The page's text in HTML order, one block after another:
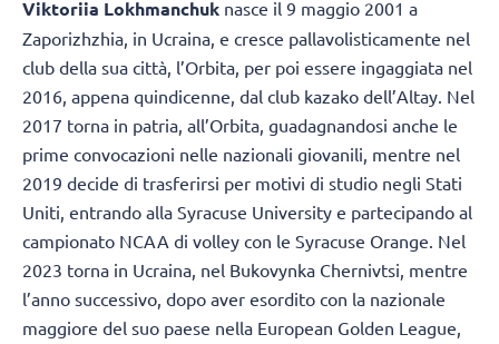
Viktoriia Lokhmanchuk nasce il 9 maggio 2001 a
Zaporizhzhia, in Ucraina, e cresce pallavolisticamente nel
club della sua città, l’Orbita, per poi essere ingaggiata nel
2016, appena quindicenne, dal club kazako dell’Altay. Nel
2017 torna in patria, all’Orbita, guadagnandosi anche le
prime convocazioni nelle nazionali giovanili, mentre nel
2019 decide di trasferirsi per motivi di studio negli Stati
Uniti, entrando alla Syracuse University e partecipando al
campionato NCAA di volley con le Syracuse Orange. Nel
2023 torna in Ucraina, nel Bukovynka Chernivtsi, mentre
l’anno successivo, dopo aver esordito con la nazionale
maggiore del suo paese nella European Golden League,